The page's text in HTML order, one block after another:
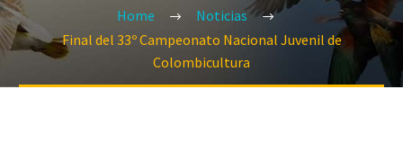
Home
Noticias
Final del 33º Campeonato Nacional Juvenil de
Colombicultura